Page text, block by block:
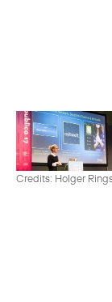
Credits: Holger